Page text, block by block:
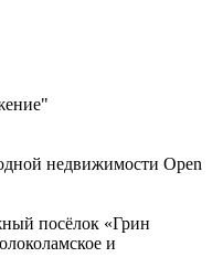
недвижимости Open
посёлок «Грин
и